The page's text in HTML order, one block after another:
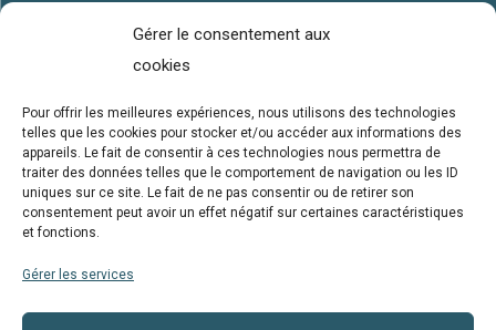
Gérer le consentement aux
cookies
Pour offrir les meilleures expériences, nous utilisons des technologies
telles que les cookies pour stocker et/ou accéder aux informations des
appareils. Le fait de consentir à ces technologies nous permettra de
traiter des données telles que le comportement de navigation ou les ID
uniques sur ce site. Le fait de ne pas consentir ou de retirer son
consentement peut avoir un effet négatif sur certaines caractéristiques
et fonctions.
Gérer les services
Mentions légales
Conceptions-réalisation
TPC SCOP SA est une société